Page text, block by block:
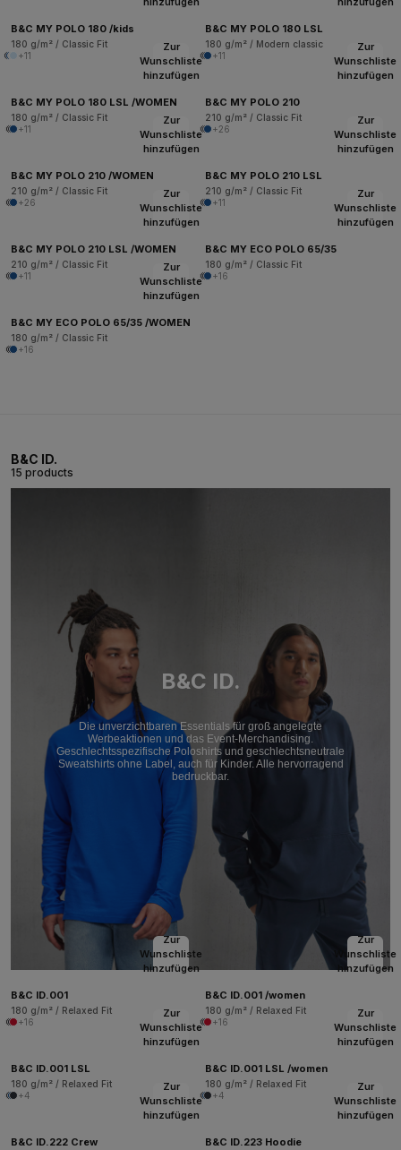
B&C MY POLO 180 /kids
180 g/m² / Classic Fit
+11
B&C MY POLO 180 LSL
180 g/m² / Modern classic
+11
Zur
Wunschliste
hinzufügen
B&C MY POLO 180 LSL /WOMEN
180 g/m² / Classic Fit
+11
Zur
Wunschliste
hinzufügen
B&C MY POLO 210
210 g/m² / Classic Fit
+26
Zur
Wunschliste
hinzufügen
B&C MY POLO 210 /WOMEN
210 g/m² / Classic Fit
+26
Zur
Wunschliste
hinzufügen
B&C MY POLO 210 LSL
210 g/m² / Classic Fit
+11
Zur
Wunschliste
hinzufügen
B&C MY POLO 210 LSL /WOMEN
210 g/m² / Classic Fit
+11
Zur
Wunschliste
hinzufügen
B&C MY ECO POLO 65/35
180 g/m² / Classic Fit
+16
Zur
Wunschliste
hinzufügen
B&C MY ECO POLO 65/35 /WOMEN
180 g/m² / Classic Fit
+16
B&C ID.
15 products
B&C ID.
Die unverzichtbaren Essentials für groß angelegte
Werbeaktionen und das Event-Merchandising.
Geschlechtsspezifische Poloshirts und geschlechtsneutrale
Sweatshirts ohne Label, auch für Kinder. Alle hervorragend
bedruckbar.
Zur
Wunschliste
hinzufügen
B&C ID.001
180 g/m² / Relaxed Fit
+16
Zur
Wunschliste
hinzufügen
B&C ID.001 /women
180 g/m² / Relaxed Fit
+16
Zur
Wunschliste
hinzufügen
B&C ID.001 LSL
180 g/m² / Relaxed Fit
+4
Zur
Wunschliste
hinzufügen
B&C ID.001 LSL /women
180 g/m² / Relaxed Fit
+4
Zur
Wunschliste
hinzufügen
B&C ID.222 Crew
Zur
Wunschliste
hinzufügen
B&C ID.223 Hoodie